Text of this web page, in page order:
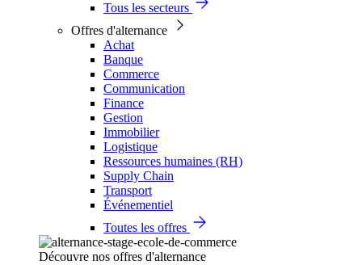
Tous les secteurs
Offres d'alternance
Achat
Banque
Commerce
Communication
Finance
Gestion
Immobilier
Logistique
Ressources humaines (RH)
Supply Chain
Transport
Événementiel
Toutes les offres
Découvre nos offres d'alternance